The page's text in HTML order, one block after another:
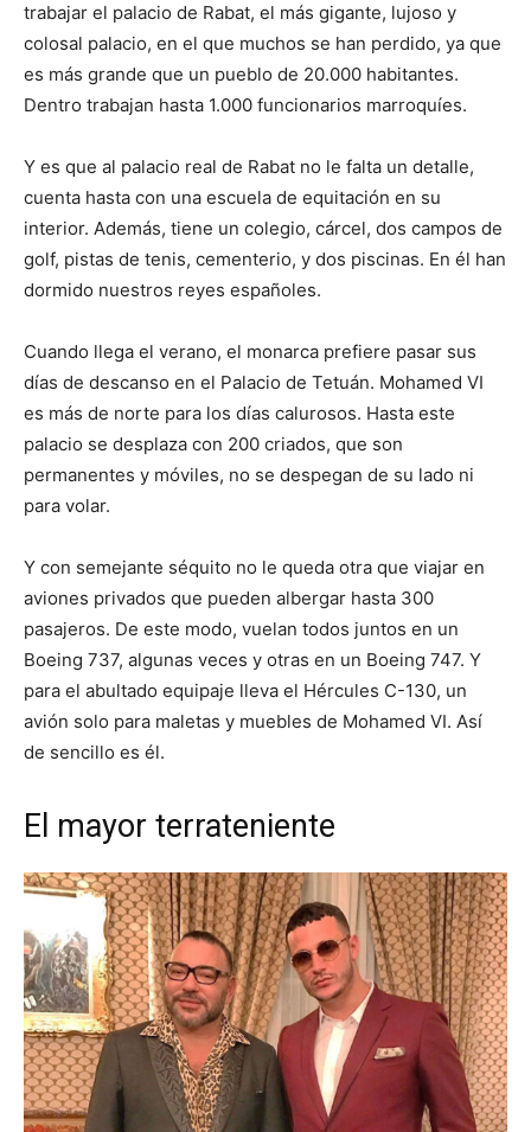
trabajar el palacio de Rabat, el más gigante, lujoso y
colosal palacio, en el que muchos se han perdido, ya que
es más grande que un pueblo de 20.000 habitantes.
Dentro trabajan hasta 1.000 funcionarios marroquíes.
Y es que al palacio real de Rabat no le falta un detalle,
cuenta hasta con una escuela de equitación en su
interior. Además, tiene un colegio, cárcel, dos campos de
golf, pistas de tenis, cementerio, y dos piscinas. En él han
dormido nuestros reyes españoles.
Cuando llega el verano, el monarca prefiere pasar sus
días de descanso en el Palacio de Tetuán. Mohamed VI
es más de norte para los días calurosos. Hasta este
palacio se desplaza con 200 criados, que son
permanentes y móviles, no se despegan de su lado ni
para volar.
Y con semejante séquito no le queda otra que viajar en
aviones privados que pueden albergar hasta 300
pasajeros. De este modo, vuelan todos juntos en un
Boeing 737, algunas veces y otras en un Boeing 747. Y
para el abultado equipaje lleva el Hércules C-130, un
avión solo para maletas y muebles de Mohamed VI. Así
de sencillo es él.
El mayor terrateniente